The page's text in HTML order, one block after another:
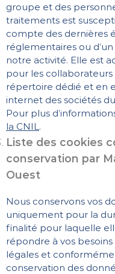
groupe et des
traitements est
compte des dernières
réglementaires ou
notre activité. Elle est
pour les
répertoire dédié et en
internet des sociétés
Pour plus
la CNIL .
Liste des cookies
conservation par
Ouest
Nous conservons vos
uniquement pour la
finalité pour laquelle
répondre à vos
légales et
conservation des